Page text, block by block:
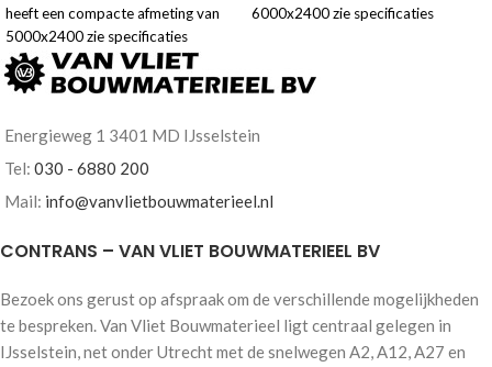
heeft een compacte afmeting van
5000x2400 zie specificaties
hieronder.
6000x2400 zie specificaties
Energieweg 1 3401 MD IJsselstein
Tel: 030 - 6880 200
Mail: info@vanvlietbouwmaterieel.nl
CONTRANS – VAN VLIET BOUWMATERIEEL BV
Bezoek ons gerust op afspraak om de verschillende mogelijkheden
te bespreken. Van Vliet Bouwmaterieel ligt centraal gelegen in
IJsselstein, net onder Utrecht met de snelwegen A2, A12, A27 en